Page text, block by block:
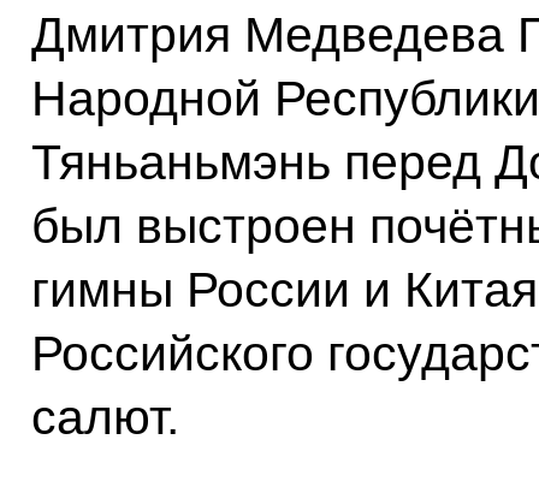
Дмитрия Медведева
Народной
Тяньаньмэнь перед
был выстроен
гимны России и
Российского
салют.